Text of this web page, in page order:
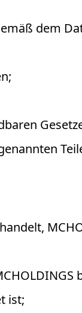
dem
ist;